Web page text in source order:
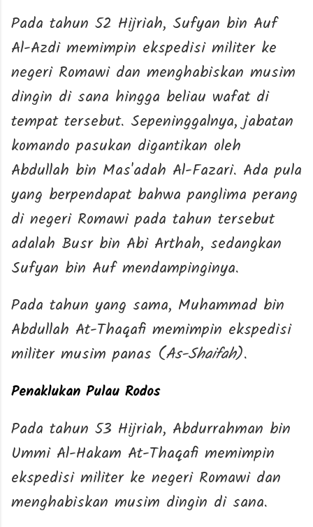
Pada tahun 52 Hijriah, Sufyan bin Auf
Al-Azdi memimpin ekspedisi militer ke
negeri Romawi dan menghabiskan musim
dingin di sana hingga beliau wafat di
tempat tersebut. Sepeninggalnya, jabatan
komando pasukan digantikan oleh
Abdullah bin Mas'adah Al-Fazari. Ada pula
yang berpendapat bahwa panglima perang
di negeri Romawi pada tahun tersebut
adalah Busr bin Abi Arthah, sedangkan
Sufyan bin Auf mendampinginya.
Pada tahun yang sama, Muhammad bin
Abdullah At-Thaqafi memimpin ekspedisi
militer musim panas (As-Shaifah).
Penaklukan Pulau Rodos
Pada tahun 53 Hijriah, Abdurrahman bin
Ummi Al-Hakam At-Thaqafi memimpin
ekspedisi militer ke negeri Romawi dan
menghabiskan musim dingin di sana.